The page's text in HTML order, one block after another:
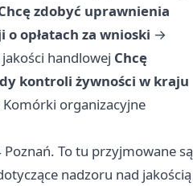
zdobyć uprawnienia
opłatach za wnioski →
jakości handlowej Chcę
kontroli żywności w kraju
Komórki organizacyjne
Poznań. To tu przyjmowane są
nadzoru nad jakością